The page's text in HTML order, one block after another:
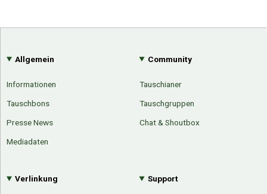
Allgemein
Informationen
Tauschbons
Presse News
Mediadaten
Community
Tauschianer
Tauschgruppen
Chat & Shoutbox
Verlinkung Support